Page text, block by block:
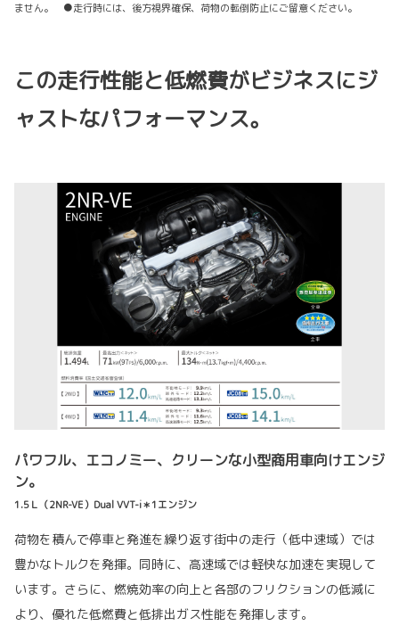
ません。 ●走行時には、後方視界確保、荷物の転倒防止にご留意ください。
この走行性能と低燃費がビジネスにジ
ャストなパフォーマンス。
パワフル、エコノミー、クリーンな小型商用車向けエンジ
ン。
1.5Ｌ（2NR-VE）Dual VVT-i＊1エンジン
荷物を積んで停車と発進を繰り返す街中の走行（低中速域）では
豊かなトルクを発揮。同時に、高速域では軽快な加速を実現して
います。さらに、燃焼効率の向上と各部のフリクションの低減に
より、優れた低燃費と低排出ガス性能を発揮します。